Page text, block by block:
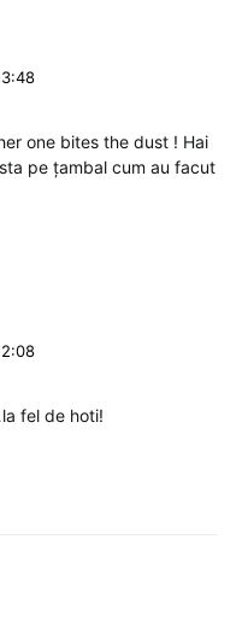
one bites the dust ! Hai
pe țambal cum au facut
fel de hoti!